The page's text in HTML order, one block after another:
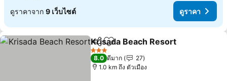
ดูราคาจาก 9 เว็บไซต์ ดูราคา
แชร์ เพิ่มในรายการโปรด
Krisada Beach Resort
3 ดาว
8.0 ดีมาก
27
1.0 km ถึง ตัวเมือง